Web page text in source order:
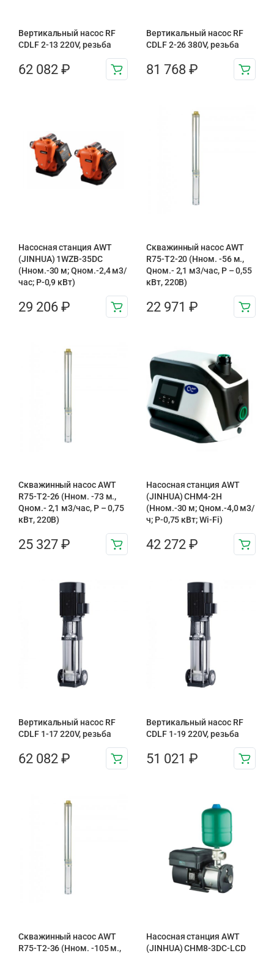
Вертикальный насос RF
CDLF 2-13 220V, резьба
62 082 ₽
Вертикальный насос RF
CDLF 2-26 380V, резьба
81 768 ₽
Насосная станция AWT
(JINHUA) 1WZB-35DC
(Нном.-30 м; Qном.-2,4 м3/
час; Р-0,9 кВт)
29 206 ₽
Скважинный насос AWT
R75-T2-20 (Нном. -56 м.,
Qном.- 2,1 м3/час, Р – 0,55
кВт, 220В)
22 971 ₽
Скважинный насос AWT
R75-T2-26 (Нном. -73 м.,
Qном.- 2,1 м3/час, Р – 0,75
кВт, 220В)
25 327 ₽
Насосная станция AWT
(JINHUA) CHM4-2H
(Hном.-30 м; Qном.-4,0 м3/
ч; P-0,75 кВт; Wi-Fi)
42 272 ₽
Вертикальный насос RF
CDLF 1-17 220V, резьба
62 082 ₽
Вертикальный насос RF
CDLF 1-19 220V, резьба
51 021 ₽
Скважинный насос AWT
R75-T2-36 (Нном. -105 м.,
Насосная станция AWT
(JINHUA) CHM8-3DC-LCD